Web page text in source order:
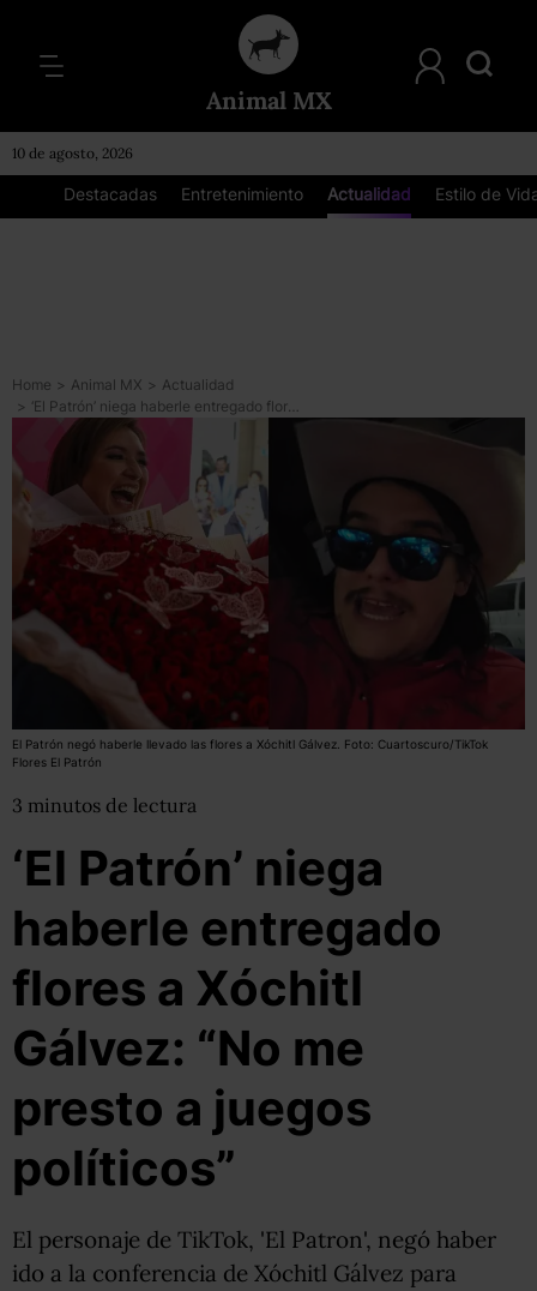
Animal MX
10 de agosto, 2026
Destacadas Entretenimiento Actualidad Estilo de
Home > Animal MX > Actualidad
>
‘El Patrón’ niega haberle entregado flores a Xóchitl Gálvez: “No me presto a juegos políticos”
El Patrón negó haberle llevado las flores a Xóchitl Gálvez. Foto: Cuartoscuro/TikTok
Flores El Patrón
3 minutos de lectura
‘El Patrón’ niega
haberle entregado
flores a Xóchitl
Gálvez: “No me
presto a juegos
políticos”
El personaje de TikTok, 'El Patron', negó haber
ido a la conferencia de Xóchitl Gálvez para